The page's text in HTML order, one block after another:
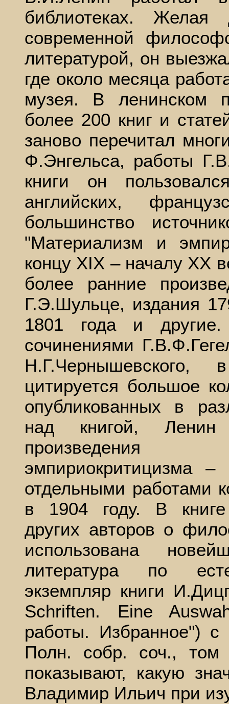
библиотеках. Желая
современной
литературой, он
где около месяца
музея. В ленинском
более 200 книг и
заново перечитал
Ф.Энгельса, работы
книги он
английских,
большинство
"Материализм и
концу XIX – началу XX
более ранние
Г.Э.Шульце, издания
1801 года и
сочинениями
цитируется большое
опубликованных в
над книгой, Ленин
произведения
эмпириокритицизма
отдельными работами
в 1904 году. В книге
других авторов о
использована
литература по
экземпляр книги
Schriften. Eine
работы. Избранное")
Полн. собр. соч., том
показывают, какую
Владимир Ильич при